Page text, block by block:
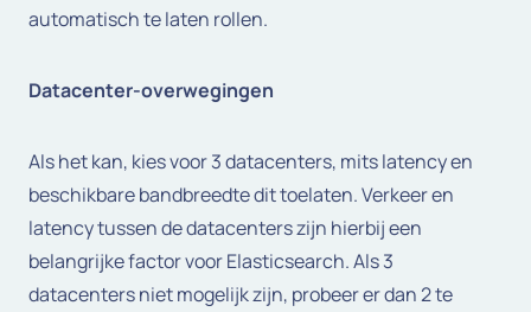
automatisch te laten rollen.
Datacenter-overwegingen
Als het kan, kies voor 3 datacenters, mits latency en
beschikbare bandbreedte dit toelaten. Verkeer en
latency tussen de datacenters zijn hierbij een
belangrijke factor voor Elasticsearch. Als 3
datacenters niet mogelijk zijn, probeer er dan 2 te